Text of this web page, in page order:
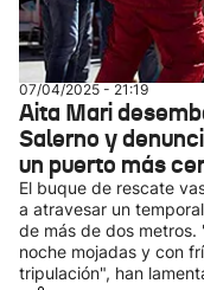
07/04/2025 - 21:19
Aita Mari
Salerno y
un puerto más
El buque de rescate
a atravesar un
de más de dos metros.
noche mojadas y con
tripulación", han